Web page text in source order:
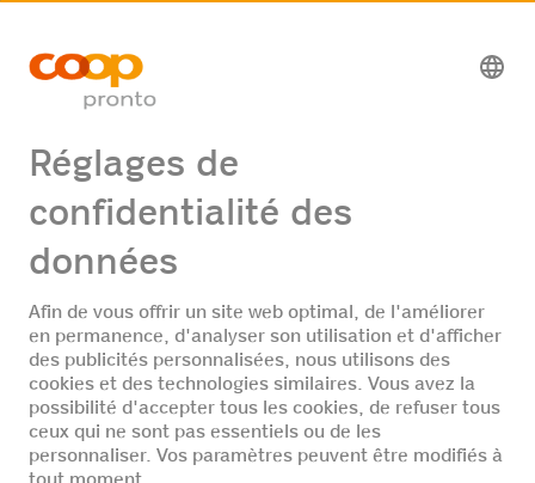
Service
Offres d'emploi